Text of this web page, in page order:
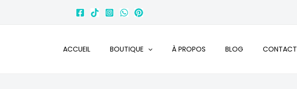
ACCUEIL BOUTIQUE À PROPOS BLOG CONTACT